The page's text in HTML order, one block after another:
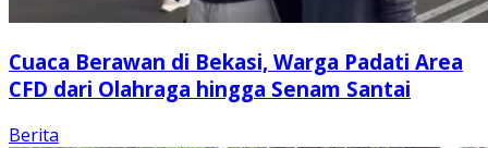
Cuaca Berawan di Bekasi, Warga Padati Area
CFD dari Olahraga hingga Senam Santai
Berita